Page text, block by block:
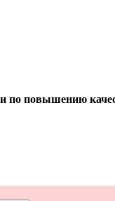
по повышению